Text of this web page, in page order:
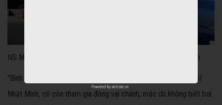
NS MInh Nhí chúc mừng hạnh phúc của vợ chồng NS Bình Tinh
"Bình Tinh đã đầu tư 300 triệu đồng cho MV cho ông xã là ca sĩ
Nhật Minh, cô còn tham gia đóng vai chánh, mặc dù không biết bơi
Powered by netcore.vn